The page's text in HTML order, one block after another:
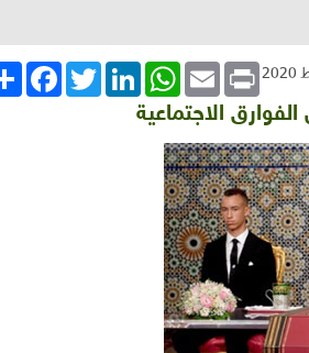
و"ذبح أسود"
انشر
FacebookTwitterLinkedInWhatsApp Email Print
الاجتماعية